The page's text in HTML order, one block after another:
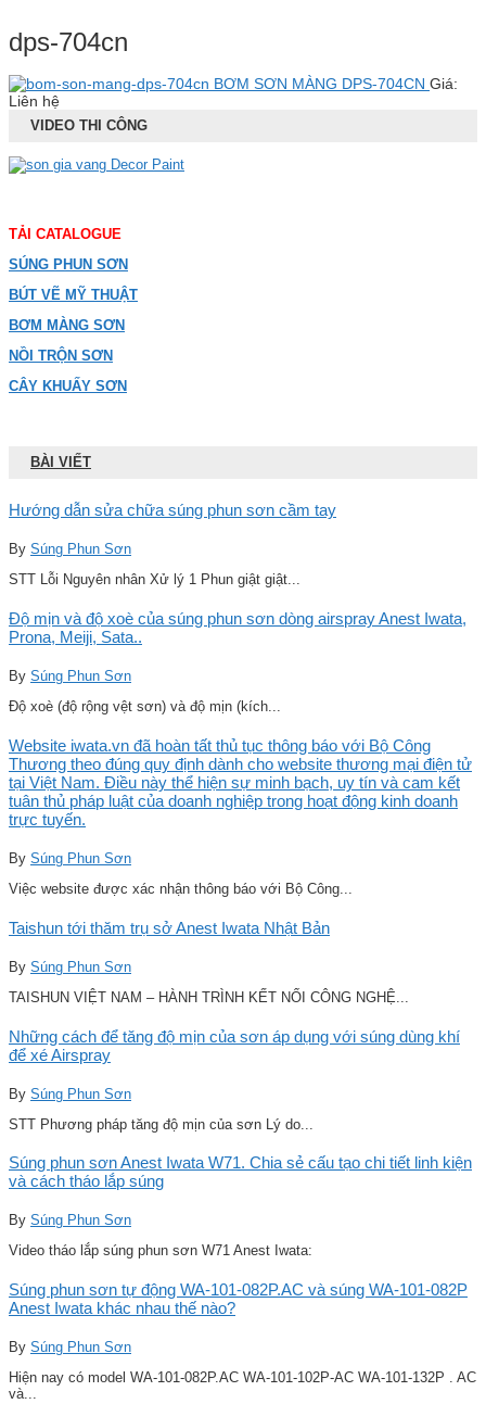
dps-704cn
BƠM SƠN MÀNG DPS-704CN Giá:
Liên hệ
VIDEO THI CÔNG
TẢI CATALOGUE
SÚNG PHUN SƠN
BÚT VẼ MỸ THUẬT
BƠM MÀNG SƠN
NỒI TRỘN SƠN
CÂY KHUẤY SƠN
BÀI VIẾT
Hướng dẫn sửa chữa súng phun sơn cầm tay
By Súng Phun Sơn
STT Lỗi Nguyên nhân Xử lý 1 Phun giật giật...
Độ mịn và độ xoè của súng phun sơn dòng airspray Anest Iwata,
Prona, Meiji, Sata..
By Súng Phun Sơn
Độ xoè (độ rộng vệt sơn) và độ mịn (kích...
Website iwata.vn đã hoàn tất thủ tục thông báo với Bộ Công
Thương theo đúng quy định dành cho website thương mại điện tử
tại Việt Nam. Điều này thể hiện sự minh bạch, uy tín và cam kết
tuân thủ pháp luật của doanh nghiệp trong hoạt động kinh doanh
trực tuyến.
By Súng Phun Sơn
Việc website được xác nhận thông báo với Bộ Công...
Taishun tới thăm trụ sở Anest Iwata Nhật Bản
By Súng Phun Sơn
TAISHUN VIỆT NAM – HÀNH TRÌNH KẾT NỐI CÔNG NGHỆ...
Những cách để tăng độ mịn của sơn áp dụng với súng dùng khí
để xé Airspray
By Súng Phun Sơn
STT Phương pháp tăng độ mịn của sơn Lý do...
Súng phun sơn Anest Iwata W71. Chia sẻ cấu tạo chi tiết linh kiện
và cách tháo lắp súng
By Súng Phun Sơn
Video tháo lắp súng phun sơn W71 Anest Iwata:
Súng phun sơn tự động WA-101-082P.AC và súng WA-101-082P
Anest Iwata khác nhau thế nào?
By Súng Phun Sơn
Hiện nay có model WA-101-082P.AC WA-101-102P-AC WA-101-132P . AC
và...